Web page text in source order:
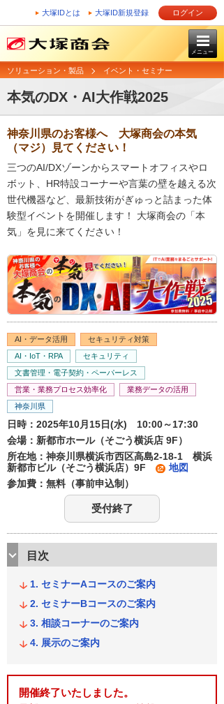
大塚IDとは 大塚ID新規登録 ログイン
メニュー
ソリューション・製品 イベント・セミナー
本気のDX・AI大作戦2025
神奈川県のお客様へ 大塚商会の本気
（マジ）見てください！
三つのAI/DXゾーンからスマートオフィスやロ
ボット、HR特設コーナーや言葉の壁を越える次
世代機器など、最新技術がぎゅっと詰まった体
験型イベントを開催します！ 大塚商会の「本
気」を見に来てください！
AI・データ活用
セキュリティ対策
AI・IoT・RPA
セキュリティ
文書管理・電子契約・ペーパーレス
営業・業務プロセス効率化
業務データの活用
神奈川県
日時：2025年10月15日(水) 10:00～17:30
会場：新都市ホール（そごう横浜店 9F）
所在地：神奈川県横浜市西区高島2-18-1 横浜
新都市ビル（そごう横浜店）9F
地図
参加費：無料（事前申込制）
受付終了
目次
セミナーAコースのご案内
セミナーBコースのご案内
相談コーナーのご案内
展示のご案内
開催終了いたしました。